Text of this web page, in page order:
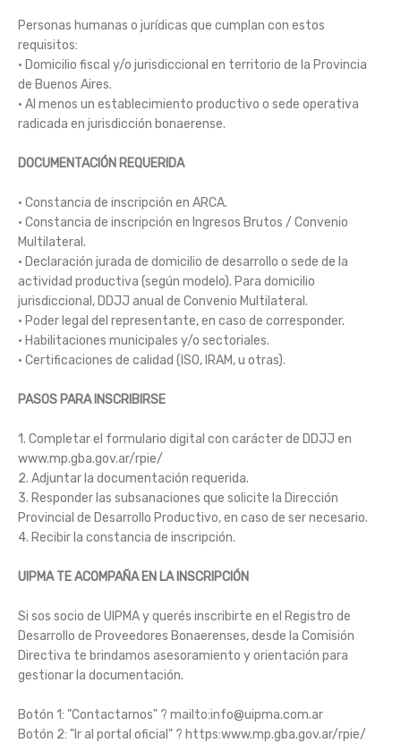
Personas humanas o jurídicas que cumplan con estos
requisitos:
• Domicilio fiscal y/o jurisdiccional en territorio de la Provincia
de Buenos Aires.
• Al menos un establecimiento productivo o sede operativa
radicada en jurisdicción bonaerense.
DOCUMENTACIÓN REQUERIDA
• Constancia de inscripción en ARCA.
• Constancia de inscripción en Ingresos Brutos / Convenio
Multilateral.
• Declaración jurada de domicilio de desarrollo o sede de la
actividad productiva (según modelo). Para domicilio
jurisdiccional, DDJJ anual de Convenio Multilateral.
• Poder legal del representante, en caso de corresponder.
• Habilitaciones municipales y/o sectoriales.
• Certificaciones de calidad (ISO, IRAM, u otras).
PASOS PARA INSCRIBIRSE
1. Completar el formulario digital con carácter de DDJJ en
www.mp.gba.gov.ar/rpie/
2. Adjuntar la documentación requerida.
3. Responder las subsanaciones que solicite la Dirección
Provincial de Desarrollo Productivo, en caso de ser necesario.
4. Recibir la constancia de inscripción.
UIPMA TE ACOMPAÑA EN LA INSCRIPCIÓN
Si sos socio de UIPMA y querés inscribirte en el Registro de
Desarrollo de Proveedores Bonaerenses, desde la Comisión
Directiva te brindamos asesoramiento y orientación para
gestionar la documentación.
Botón 1: "Contactarnos" ? mailto:info@uipma.com.ar
Botón 2: "Ir al portal oficial" ? https:www.mp.gba.gov.ar/rpie/